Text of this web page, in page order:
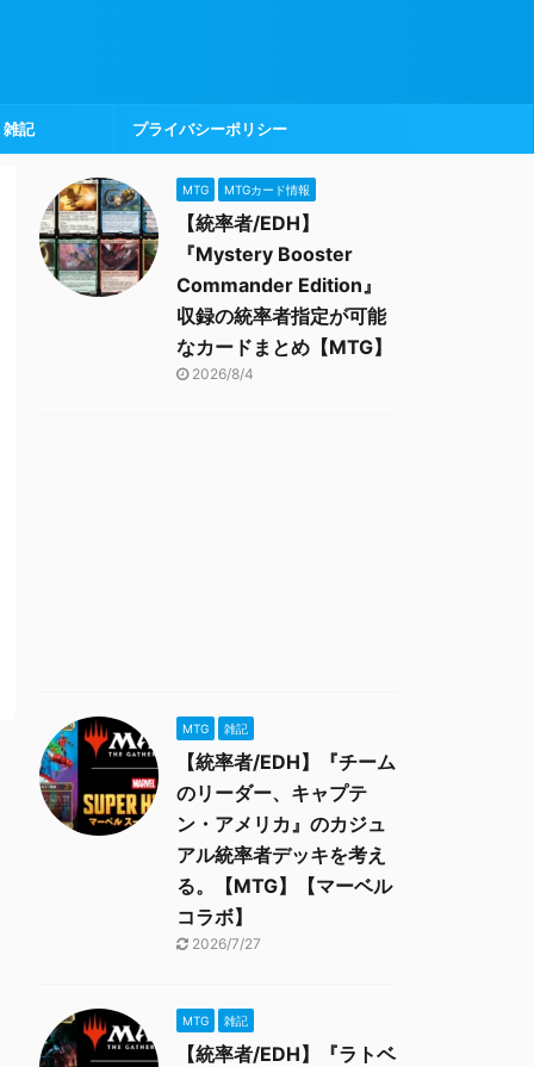
雑記 プライバシーポリシー
MTG MTGカード情報
【統率者/EDH】
『Mystery Booster
Commander Edition』
収録の統率者指定が可能
なカードまとめ【MTG】
2026/8/4
MTG 雑記
【統率者/EDH】『チーム
のリーダー、キャプテ
ン・アメリカ』のカジュ
アル統率者デッキを考え
る。【MTG】【マーベル
コラボ】
2026/7/27
MTG 雑記
【統率者/EDH】『ラトベ